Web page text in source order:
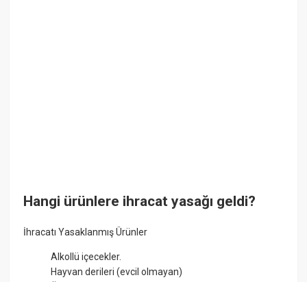
Hangi ürünlere ihracat yasağı geldi?
İhracatı Yasaklanmış Ürünler
Alkollü içecekler.
Hayvan derileri (evcil olmayan)